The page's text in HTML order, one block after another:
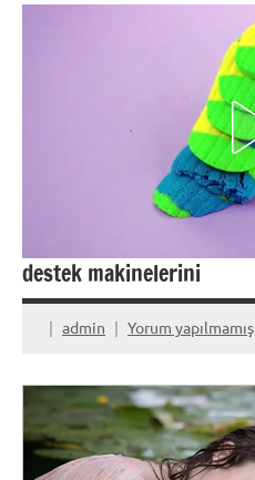
destek makinelerini
admin Yorum yapılmamış